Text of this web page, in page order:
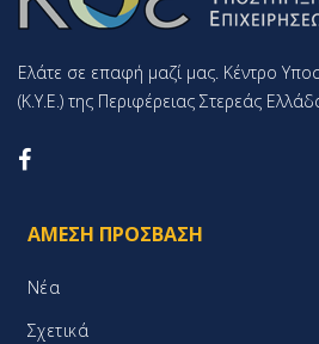
Ελάτε σε επαφή μαζί μας. Κέντρο
(K.Y.E.) της Περιφέρειας Στερεάς
ΆΜΕΣΗ ΠΡΌΣΒΑΣΗ
Νέα
Σχετικά